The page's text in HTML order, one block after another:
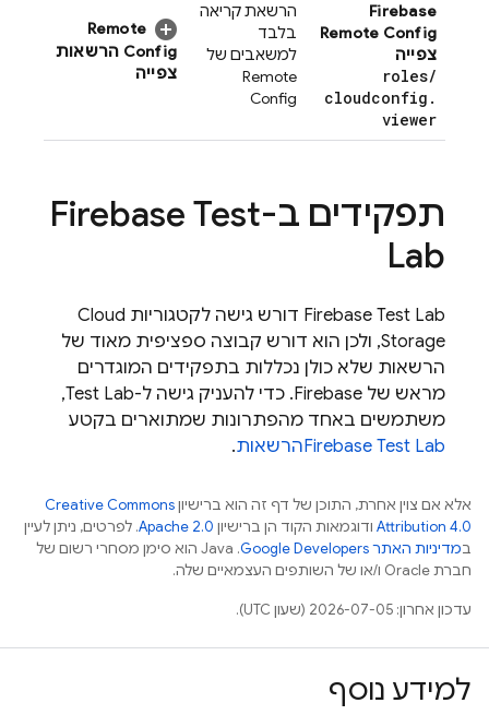
Firebase
Remote Config
צפייה
roles/
cloudconfig .
viewer
הרשאת קריאה
בלבד
למשאבים של
Remote
Config
Remote
Config הרשאות
צפייה
תפקידים ב-Firebase Test
Lab
Firebase Test Lab דורש גישה לקטגוריות Cloud
Storage, ולכן הוא דורש קבוצה ספציפית מאוד של
הרשאות שלא כולן נכללות בתפקידים המוגדרים
מראש של Firebase. כדי להעניק גישה ל-
Test Lab
,
משתמשים באחד מהפתרונות שמתוארים בקטע
Firebase Test Labהרשאות.
אלא אם צוין אחרת, התוכן של דף זה הוא ברישיוןCreative Commons
Attribution 4.0 ודוגמאות הקוד הן ברישיון Apache 2.0. לפרטים, ניתן לעיין
במדיניות האתר Google Developers‏
.‏ Java הוא סימן מסחרי רשום של
חברת Oracle ו/או של השותפים העצמאיים שלה.
עדכון אחרון: 2026-07-05 (שעון UTC).
למידע נוסף